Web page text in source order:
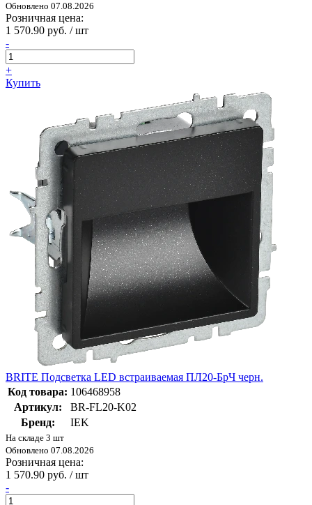
Обновлено 07.08.2026
Розничная цена:
1 570.90 руб. / шт
-
+
Купить
BRITE Подсветка LED встраиваемая ПЛ20-БрЧ черн.
Код товара: 106468958
Артикул:
BR-FL20-K02
Бренд:
IEK
На складе 3 шт
Обновлено 07.08.2026
Розничная цена:
1 570.90 руб. / шт
-